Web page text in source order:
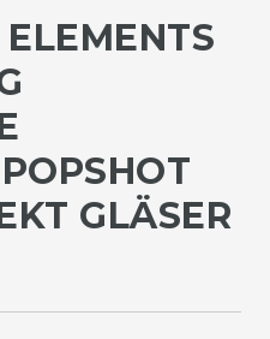
H
GLÄSER 1